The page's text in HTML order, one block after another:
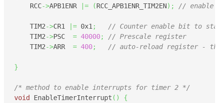
    RCC
->APB1ENR |= (RCC_APB1ENR_TIM2EN) ; // enable
    TIM2
->CR1 |= 0x1 ;
// Counter enable bit to
    TIM2
->PSC = 40000;
// Prescale register
    TIM2
->ARR = 400; // auto-reload register -
}
/* method to enable interrupts for timer 2 */
void EnableTimerInterrupt ( )
{